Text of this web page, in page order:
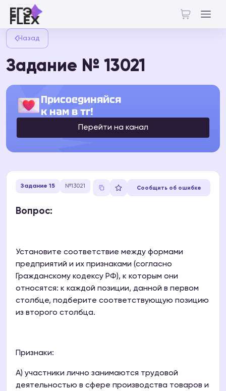
Назад
Задание № 13021
Присоединяйся
к нам в тг!
Перейти на канал
Задание 15 №13021 Сообщить об ошибке
Вопрос:
Установите соответствие между формами
предприятий и их признаками (согласно
Гражданскому кодексу РФ), к которым они
относятся: к каждой позиции, данной в первом
столбце, подберите соответствующую позицию
из второго столбца.
Признаки:
А) участники лично занимаются трудовой
деятельностью в сфере производства товаров и